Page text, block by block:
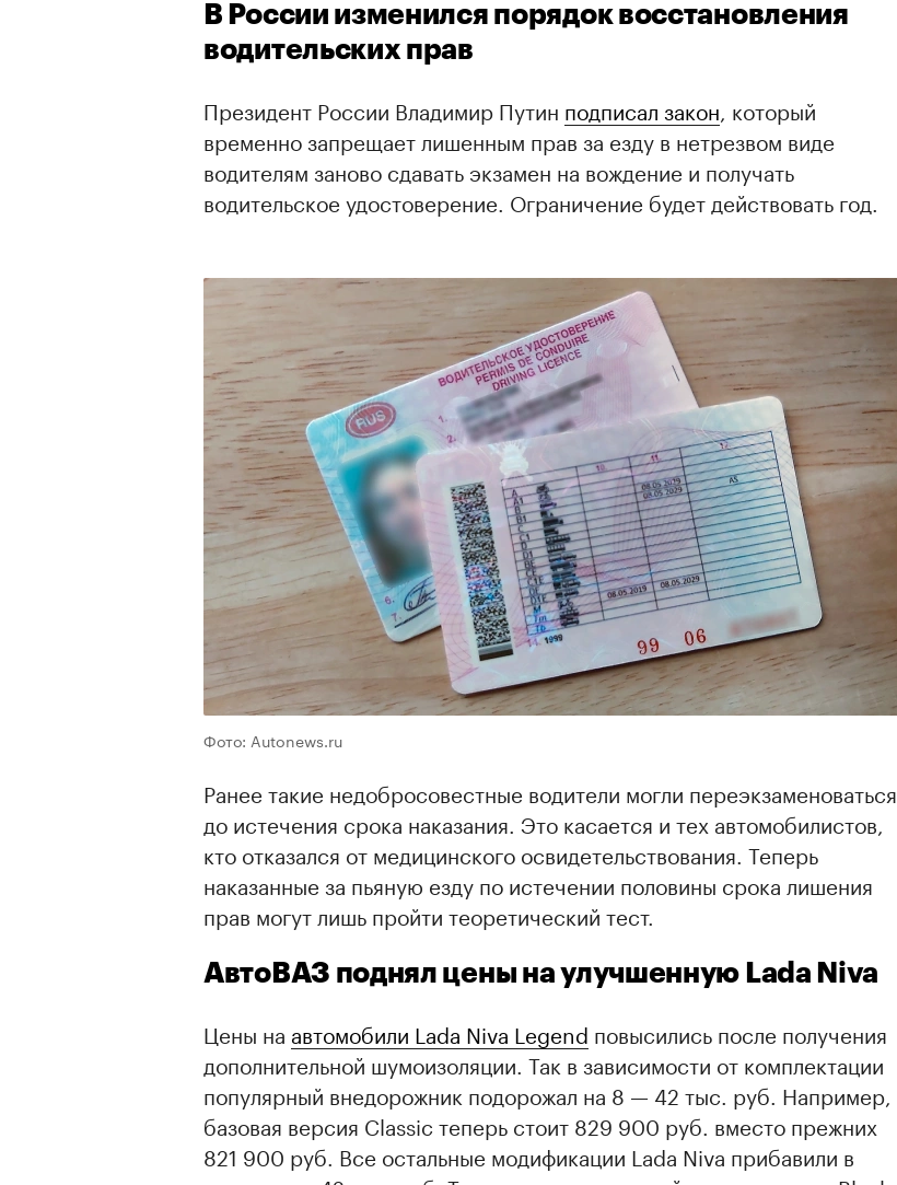
В России изменился порядок восстановления
водительских прав
Президент России Владимир Путин подписал закон, который
временно запрещает лишенным прав за езду в нетрезвом виде
водителям заново сдавать экзамен на вождение и получать
водительское удостоверение. Ограничение будет действовать год.
Фото: Autonews.ru
Ранее такие недобросовестные водители могли переэкзаменоваться
до истечения срока наказания. Это касается и тех автомобилистов,
кто отказался от медицинского освидетельствования. Теперь
наказанные за пьяную езду по истечении половины срока лишения
прав могут лишь пройти теоретический тест.
АвтоВАЗ поднял цены на улучшенную Lada Niva
Цены на автомобили Lada Niva Legend повысились после получения
дополнительной шумоизоляции. Так в зависимости от комплектации
популярный внедорожник подорожал на 8 — 42 тыс. руб. Например,
базовая версия Classic теперь стоит 829 900 руб. вместо прежних
821 900 руб. Все остальные модификации Lada Niva прибавили в